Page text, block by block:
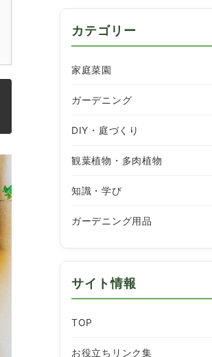
カテゴリー
家庭菜園
ガーデニング
DIY・庭づくり
観葉植物・多肉植物
知識・学び
ガーデニング用品
サイト情報
TOP
お役立ちリンク集